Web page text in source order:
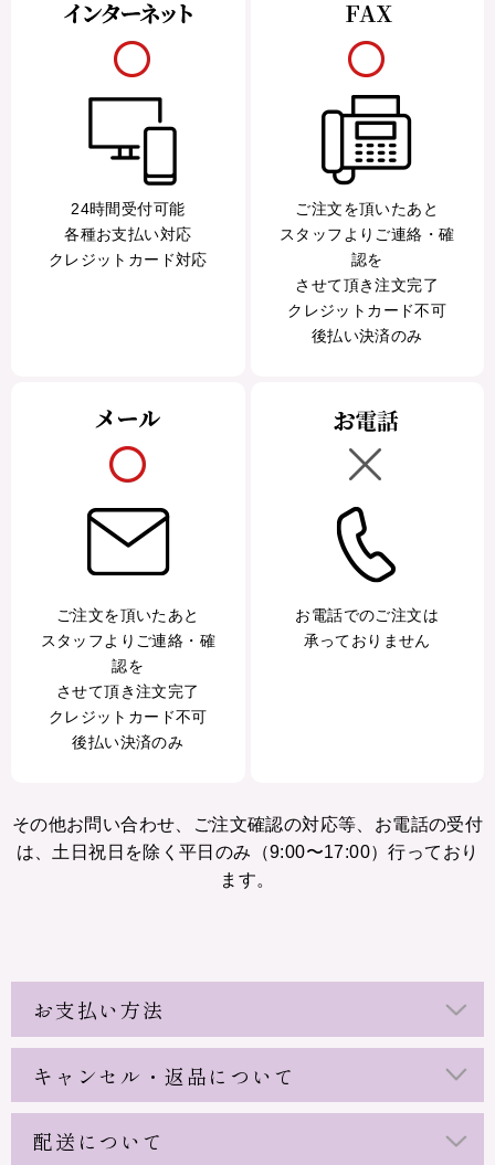
24時間受付可能
各種お支払い対応
クレジットカード対応
ご注文を頂いたあと
スタッフよりご連絡・確
認を
させて頂き注文完了
クレジットカード不可
後払い決済のみ
ご注文を頂いたあと
スタッフよりご連絡・確
認を
させて頂き注文完了
クレジットカード不可
後払い決済のみ
お電話でのご注文は
承っておりません
その他お問い合わせ、ご注文確認の対応等、お電話の受付
は、土日祝日を除く平日のみ（9:00〜17:00）行っており
ます。
お支払い方法
キャンセル・返品について
配送について